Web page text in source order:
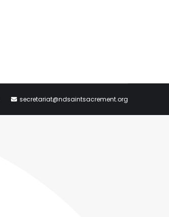
secretariat@ndsaintsacrement.org